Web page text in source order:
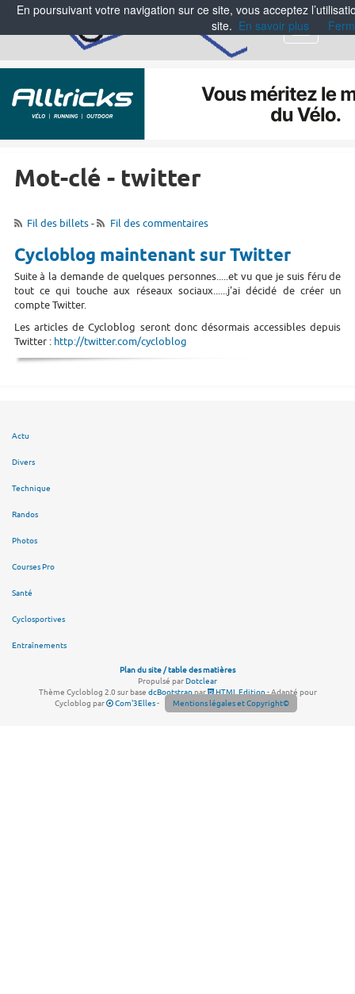
Menu
Mot-clé - twitter
Fil des billets- Fil des commentaires
Cycloblog maintenant sur Twitter
Suite à la demande de quelques personnes.....et vu que je suis féru de
tout ce qui touche aux réseaux sociaux......j'ai décidé de créer un
compte Twitter.
Les articles de Cycloblog seront donc désormais accessibles depuis
Twitter : http://twitter.com/cycloblog
Actu
Divers
Technique
Randos
Photos
Courses Pro
Santé
Cyclosportives
Entraînements
Plan du site / table des matières
Propulsé parDotclear
Thème Cycloblog 2.0 sur base dcBootstrappar HTML Edition- Adapté pour
Cycloblog par
Com'3Elles- Mentions légales et Copyright©
En poursuivant votre navigation sur ce site, vous acceptez
site. En savoir plus